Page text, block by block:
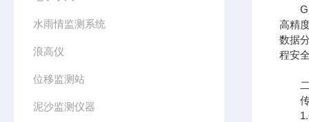
水雨情监测系统
浪高仪
位移监测站
泥沙监测仪器
高精
数据
程安
二
传
1.传